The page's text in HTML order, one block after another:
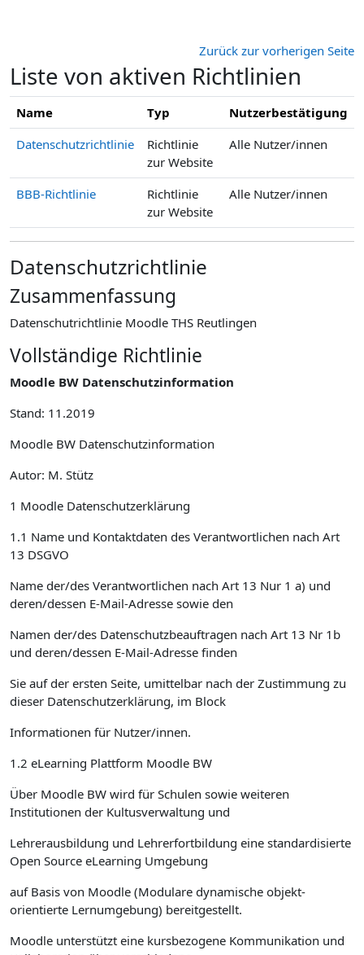
Zurück zur vorherigen Seite
Liste von aktiven Richtlinien
Name Typ
Nutzerbestätigung
Datenschutzrichtlinie
Richtlinie
zur Website
Alle Nutzer/innen
BBB-Richtlinie
Richtlinie
zur Website
Alle Nutzer/innen
Datenschutzrichtlinie
Zusammenfassung
Datenschutrichtlinie Moodle THS Reutlingen
Vollständige Richtlinie
Moodle BW Datenschutzinformation
Stand: 11.2019
Moodle BW Datenschutzinformation
Autor: M. Stütz
1 Moodle Datenschutzerklärung
1.1 Name und Kontaktdaten des Verantwortlichen nach Art
13 DSGVO
Name der/des Verantwortlichen nach Art 13 Nur 1 a) und
deren/dessen E-Mail-Adresse sowie den
Namen der/des Datenschutzbeauftragen nach Art 13 Nr 1b
und deren/dessen E-Mail-Adresse finden
Sie auf der ersten Seite, umittelbar nach der Zustimmung zu
dieser Datenschutzerklärung, im Block
Informationen für Nutzer/innen.
1.2 eLearning Plattform Moodle BW
Über Moodle BW wird für Schulen sowie weiteren
Institutionen der Kultusverwaltung und
Lehrerausbildung und Lehrerfortbildung eine standardisierte
Open Source eLearning Umgebung
auf Basis von Moodle (Modulare dynamische objekt-
orientierte Lernumgebung) bereitgestellt.
Moodle unterstützt eine kursbezogene Kommunikation und